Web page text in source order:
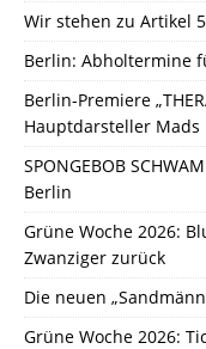
Wir stehen zu Artikel
Berlin: Abholtermine
Berlin-Premiere
Hauptdarsteller Mads
SPONGEBOB
Berlin
Grüne Woche 2026:
Zwanziger zurück
Die neuen
Grüne Woche 2026: